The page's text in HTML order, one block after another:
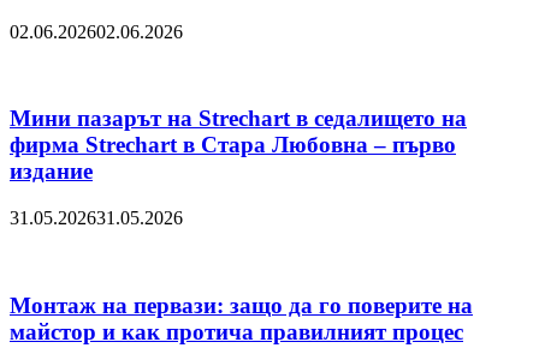
02.06.202602.06.2026
Мини пазарът на Strechart в седалището на
фирма Strechart в Стара Любовна – първо
издание
31.05.202631.05.2026
Монтаж на первази: защо да го поверите на
майстор и как протича правилният процес